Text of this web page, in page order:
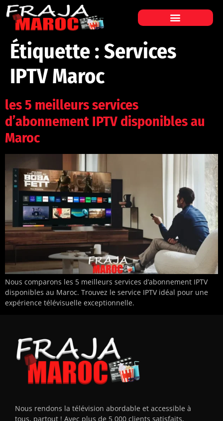
Étiquette : Services
IPTV Maroc
les 5 meilleurs services
d’abonnement IPTV disponibles au
Maroc
Nous comparons les 5 meilleurs services d’abonnement IPTV
disponibles au Maroc. Trouvez le service IPTV idéal pour une
expérience télévisuelle exceptionnelle.
Nous rendons la télévision abordable et accessible à
tous, partout ! Avec plus de 5 000 clients satisfaits,